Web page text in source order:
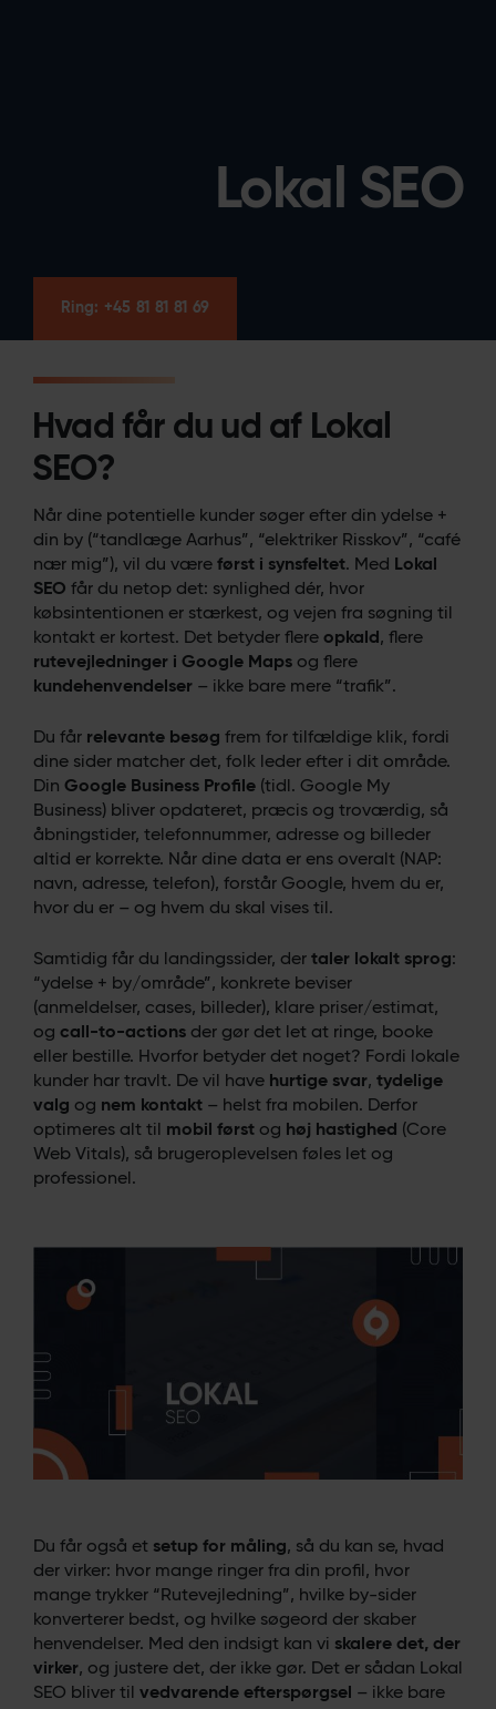
Lokal SEO
Ring: +45 81 81 81 69
Hvad får du ud af Lokal
SEO?
Når dine potentielle kunder søger efter din ydelse +
din by (“tandlæge Aarhus”, “elektriker Risskov”, “café
nær mig”), vil du være først i synsfeltet. Med Lokal
SEO får du netop det: synlighed dér, hvor
købsintentionen er stærkest, og vejen fra søgning til
kontakt er kortest. Det betyder flere opkald , flere
rutevejledninger i Google Maps og flere
kundehenvendelser – ikke bare mere “trafik”.
Du får relevante besøg frem for tilfældige klik, fordi
dine sider matcher det, folk leder efter i dit område.
Din Google Business Profile (tidl. Google My
Business) bliver opdateret, præcis og troværdig, så
åbningstider, telefonnummer, adresse og billeder
altid er korrekte. Når dine data er ens overalt (NAP:
navn, adresse, telefon), forstår Google, hvem du er,
hvor du er – og hvem du skal vises til.
Samtidig får du landingssider, der taler lokalt sprog:
“ydelse + by/område”, konkrete beviser
(anmeldelser, cases, billeder), klare priser/estimat,
og call-to-actions der gør det let at ringe, booke
eller bestille. Hvorfor betyder det noget? Fordi lokale
kunder har travlt. De vil have hurtige svar, tydelige
valg og nem kontakt – helst fra mobilen. Derfor
optimeres alt til mobil først og høj hastighed (Core
Web Vitals), så brugeroplevelsen føles let og
professionel.
Du får også et setup for måling, så du kan se, hvad
der virker: hvor mange ringer fra din profil, hvor
mange trykker “Rutevejledning”, hvilke by-sider
konverterer bedst, og hvilke søgeord der skaber
henvendelser. Med den indsigt kan vi skalere det, der
virker, og justere det, der ikke gør. Det er sådan Lokal
SEO bliver til vedvarende efterspørgsel – ikke bare